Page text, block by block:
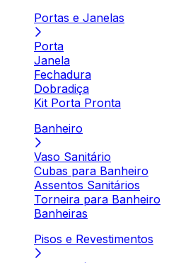
Portas e Janelas
Porta
Janela
Fechadura
Dobradiça
Kit Porta Pronta
Banheiro
Vaso Sanitário
Cubas para Banheiro
Assentos Sanitários
Torneira para Banheiro
Banheiras
Pisos e Revestimentos